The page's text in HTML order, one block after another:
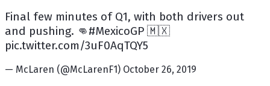
Final few minutes of Q1, with both drivers out
and pushing. 👊#MexicoGP 🇲🇽
pic.twitter.com/3uF0AqTQY5
— McLaren (@McLarenF1) October 26, 2019